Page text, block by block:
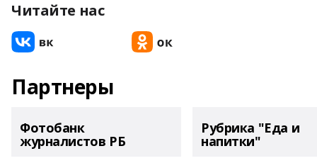
Читайте нас
Партнеры
Фотобанк
журналистов РБ
Рубрика "Еда и
напитки"